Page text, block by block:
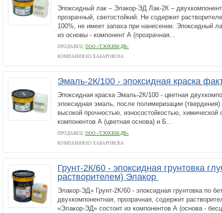
Эпоксидный лак – Элакор-ЭД Лак-2К –
прозрачный, светостойкий. Не содержит
100%, не имеет запаха при нанесении. Эпоксидный
из основы - компонент А (прозрачная...
ПРОДАВЕЦ: ООО «ТЭОХИМ-ДВ»
КОМПАНИЯ ИЗ ХАБАРОВСКА
Эмаль-2К/100 - эпоксидная краска
Эпоксидная краска Эмаль-2К/100 - цветная
эпоксидная эмаль, после полимеризации (твердения)
высокой прочностью, износостойкостью, химической
компонентов А (цветная основа) и Б...
ПРОДАВЕЦ: ООО «ТЭОХИМ-ДВ»
КОМПАНИЯ ИЗ ХАБАРОВСКА
Грунт-2К/60 - эпоксидная грунтовка
растворителем) Элакор
Элакор-ЭД» Грунт-2К/60 - эпоксидная грунтовка по
двухкомпонентная, прозрачная, содержит
«Элакор-ЭД» состоит из компонентов А (основа -